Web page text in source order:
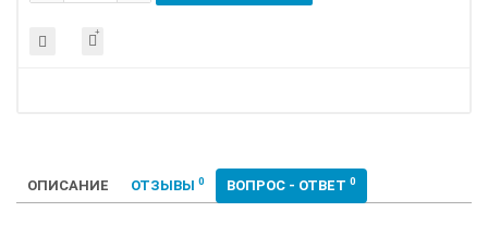
ОПИСАНИЕ ОТЗЫВЫ 0 ВОПРОС - ОТВЕТ 0